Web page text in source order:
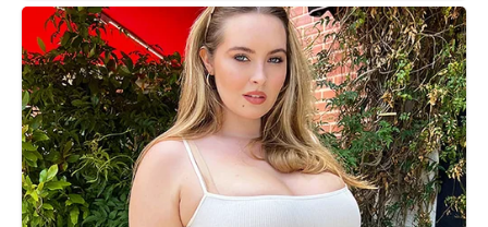
— А ти мене розумієш?
— Вона все життя сама тягнула. Батько мало чим
займався. Вона звикла вирішувати, бо інакше ніхто нічого
не робив. Для неї ремонт — це спосіб бути корисною.
— Бути корисною не означає захопити кермо.